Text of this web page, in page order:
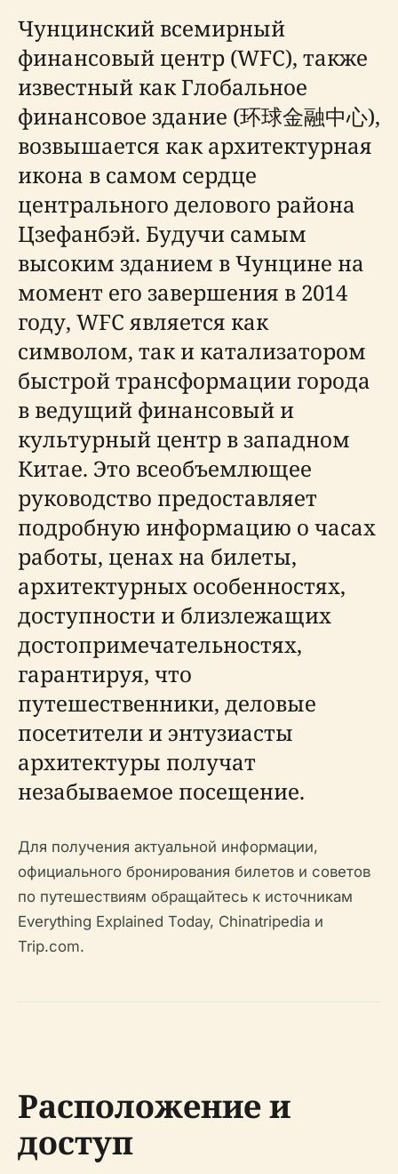
Чунцинский всемирный
финансовый центр (WFC), также
известный как Глобальное
финансовое здание (环球金融中心),
возвышается как архитектурная
икона в самом сердце
центрального делового района
Цзефанбэй. Будучи самым
высоким зданием в Чунцине на
момент его завершения в 2014
году, WFC является как
символом, так и катализатором
быстрой трансформации города
в ведущий финансовый и
культурный центр в западном
Китае. Это всеобъемлющее
руководство предоставляет
подробную информацию о часах
работы, ценах на билеты,
архитектурных особенностях,
доступности и близлежащих
достопримечательностях,
гарантируя, что
путешественники, деловые
посетители и энтузиасты
архитектуры получат
незабываемое посещение.
Для получения актуальной информации,
официального бронирования билетов и советов
по путешествиям обращайтесь к источникам
Everything Explained Today, Chinatripedia и
Trip.com.
Расположение и
доступ